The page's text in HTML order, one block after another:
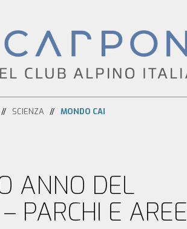
SCIENZA MONDO CAI
ANNO DEL
PARCHI E AREE